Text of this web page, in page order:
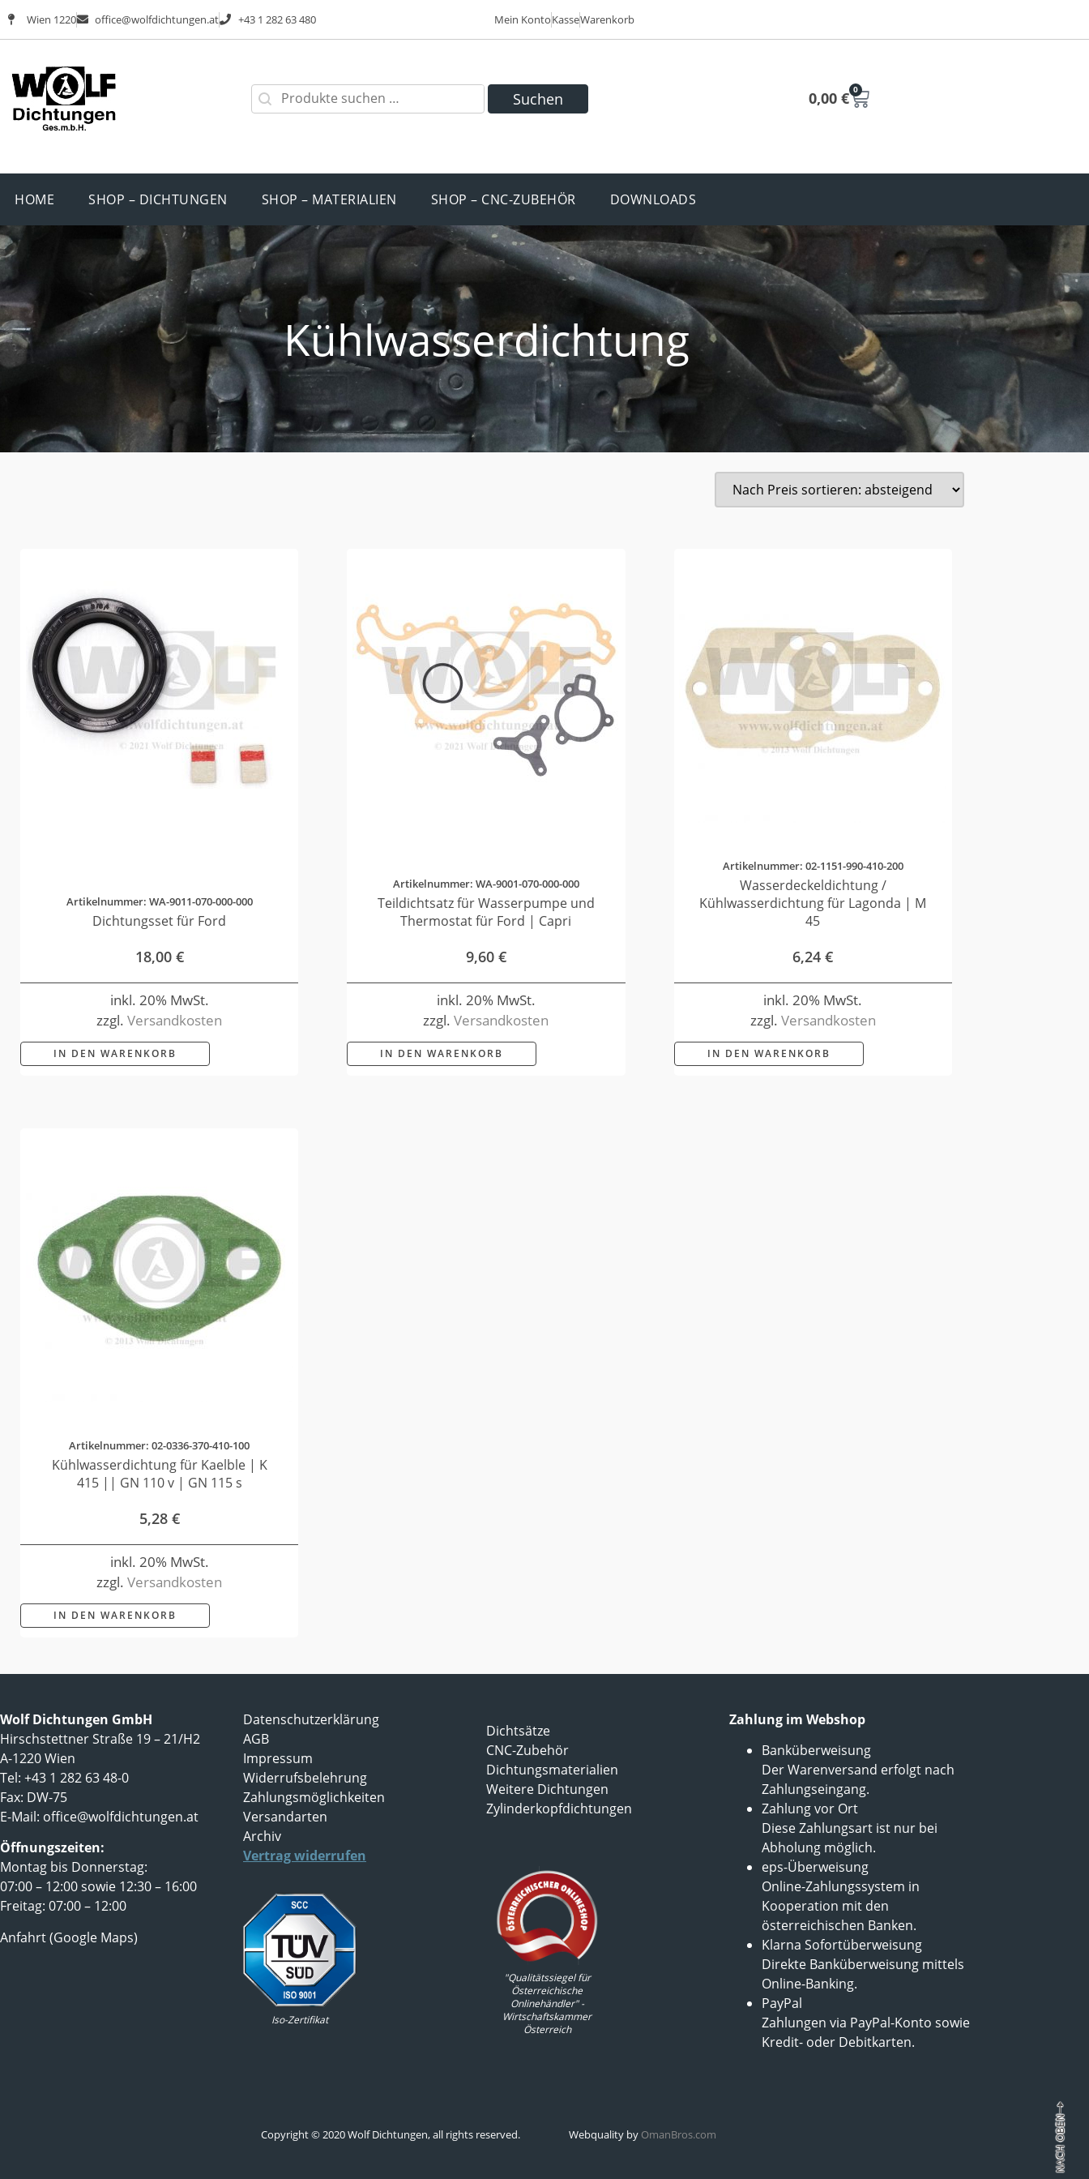
Wien 1220 office@wolfdichtungen.at +43 1 282 63 480 Mein KontoKasseWarenkorb
Suchen 0,00 € 0
HOME SHOP – DICHTUNGEN SHOP – MATERIALIEN SHOP – CNC-ZUBEHÖR DOWNLOADS
Kühlwasserdichtung
Artikelnummer: WA-9011-070-000-000
Dichtungsset für Ford
18,00 €
inkl. 20% MwSt.
zzgl.Versandkosten
IN DEN WARENKORB
Artikelnummer: WA-9001-070-000-000
Teildichtsatz für Wasserpumpe und
Thermostat für Ford | Capri
9,60 €
inkl. 20% MwSt.
zzgl.Versandkosten
IN DEN WARENKORB
Artikelnummer: 02-1151-990-410-200
Wasserdeckeldichtung /
Kühlwasserdichtung für Lagonda | M
45
6,24€
inkl. 20% MwSt.
zzgl. Versandkosten
IN DEN WARENKORB
Artikelnummer: 02-0336-370-410-100
Kühlwasserdichtung für Kaelble | K
415 || GN 110 v | GN 115 s
5,28 €
inkl. 20% MwSt.
zzgl.Versandkosten
IN DEN WARENKORB
Wolf Dichtungen GmbH
Hirschstettner Straße 19 – 21/H2
A-1220 Wien
Tel: +43 1 282 63 48-0
Fax: DW-75
E-Mail: office@wolfdichtungen.at
Öffnungszeiten:
Montag bis Donnerstag:
07:00 – 12:00 sowie 12:30 – 16:00
Freitag: 07:00 – 12:00
Anfahrt (Google Maps)
Datenschutzerklärung
AGB
Impressum
Widerrufsbelehrung
Zahlungsmöglichkeiten
Versandarten
Archiv
Vertrag widerrufen
Iso-Zertifikat
Dichtsätze
CNC-Zubehör
Dichtungsmaterialien
Weitere Dichtungen
Zylinderkopfdichtungen
"Qualitätssiegel für
Österreichische
Onlinehändler" -
Wirtschaftskammer
Österreich
Zahlung im Webshop
Banküberweisung
Der Warenversand erfolgt nach
Zahlungseingang.
Zahlung vor Ort
Diese Zahlungsart ist nur bei
Abholung möglich.
eps-Überweisung
Online-Zahlungssystem in
Kooperation mit den
österreichischen Banken.
Klarna Sofortüberweisung
Direkte Banküberweisung mittels
Online-Banking.
PayPal
Zahlungen via PayPal-Konto sowie
Kredit- oder Debitkarten.
Copyright © 2020 Wolf Dichtungen, all rights reserved. Webquality by OmanBros.com